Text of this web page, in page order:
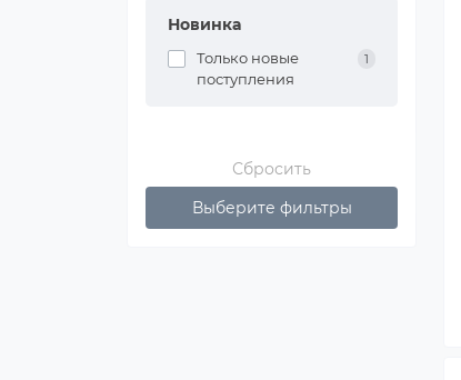
Новинка
Только новые
поступления
1
Сбросить
Выберите фильтры